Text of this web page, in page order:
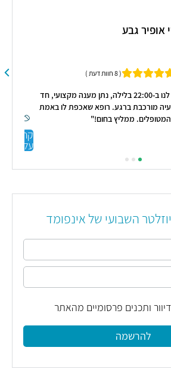
( 8 חוות דעת )
מצויין. ענה לנו ב-22:00 בלילה, נתן מענה מקצועי, חד
ברגע. רופא שאכפת לו באמת
בחום!"
השבועי של אינפומד
ותכנים פרסומיים מהאתר
להרשמה